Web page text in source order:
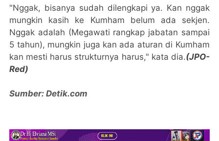
"Nggak, bisanya sudah dilengkapi ya. Kan nggak
mungkin kasih ke Kumham belum ada sekjen.
Nggak adalah (Megawati rangkap jabatan sampai
5 tahun), mungkin juga kan ada aturan di Kumham
kan mesti harus strukturnya harus," kata dia.(JPO-
Red)
Sumber: Detik.com